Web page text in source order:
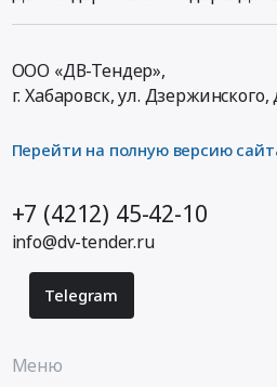
ООО «ДВ-Тендер»,
г. Хабаровск,ул. Дзержинского,
Перейти на полную версию
+7 (4212) 45-42-10
info@dv-tender.ru
Telegram
Меню